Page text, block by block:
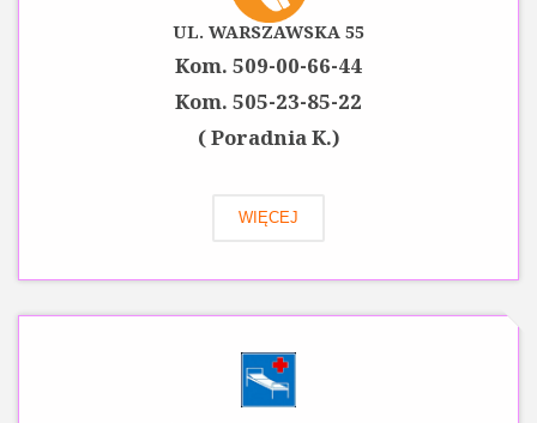
UL. WARSZAWSKA 55
Kom. 509-00-66-44
Kom. 505-23-85-22
( Poradnia K.)
WIĘCEJ